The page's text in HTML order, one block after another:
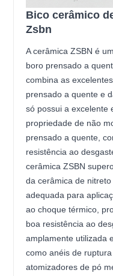
Bico cerâmico
Zsbn
A cerâmica ZSBN é
boro prensado a
combina as
prensado a quente e
só possui a excelente
propriedade de não
prensado a quente,
resistência ao
cerâmica ZSBN
da cerâmica de
adequada para
ao choque térmico,
boa resistência ao
amplamente utilizada
como anéis de
atomizadores de pó